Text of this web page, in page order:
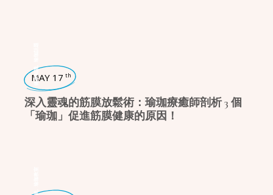
健康知識
MAY 17 th
深入靈魂的筋膜放鬆術：瑜珈療癒師剖析 3 個
「瑜珈」促進筋膜健康的原因！